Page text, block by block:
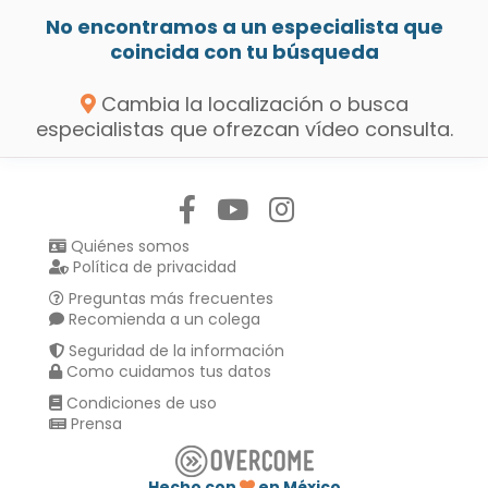
No encontramos a un especialista que
coincida con tu búsqueda
Cambia la localización o busca
especialistas que ofrezcan vídeo consulta.
Quiénes somos
Política de privacidad
Preguntas más frecuentes
Recomienda a un colega
Seguridad de la información
Como cuidamos tus datos
Condiciones de uso
Prensa